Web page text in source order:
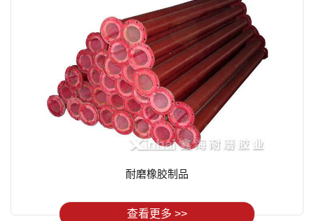
耐磨橡胶制品
查看更多 >>